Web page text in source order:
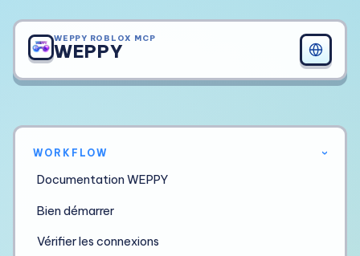
WEPPY ROBLOX MCP
WEPPY
WORKFLOW ›
Documentation WEPPY
Bien démarrer
Vérifier les connexions